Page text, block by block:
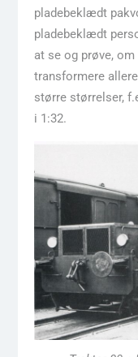
pladebeklædt
pladebeklædt
at se og prøve,
transformere
større størrelser,
i 1:32.